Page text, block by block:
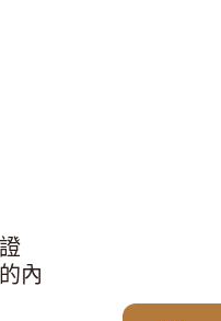
內